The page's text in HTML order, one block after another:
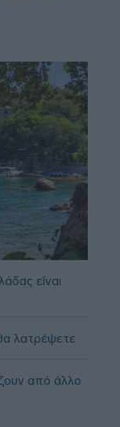
είναι
λατρέψετε
από άλλο